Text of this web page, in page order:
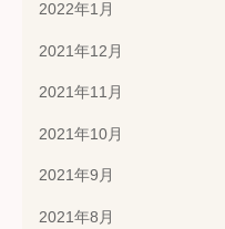
2022年1月
2021年12月
2021年11月
2021年10月
2021年9月
2021年8月